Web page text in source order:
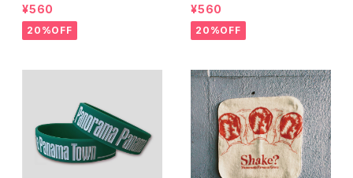
¥560
20%OFF
¥560
20%OFF